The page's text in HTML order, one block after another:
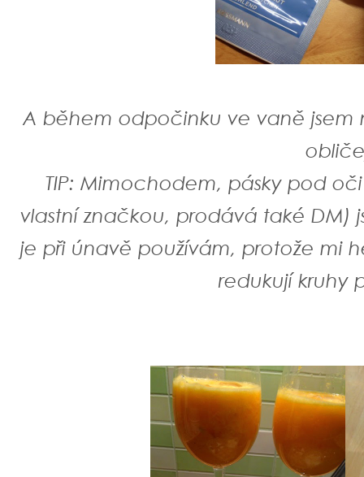
A během odpočinku ve vaně jsem
TIP: Mimochodem, pásky pod
vlastní značkou, prodává také DM)
je při únavě používám, protože mi
redukují kruhy